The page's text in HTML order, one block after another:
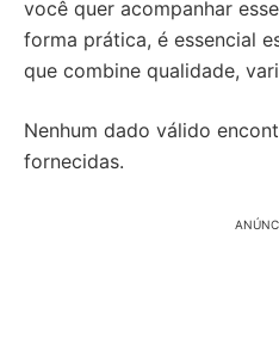
você quer acompanhar
forma prática, é essencial
que combine qualidade,
Nenhum dado válido
fornecidas.